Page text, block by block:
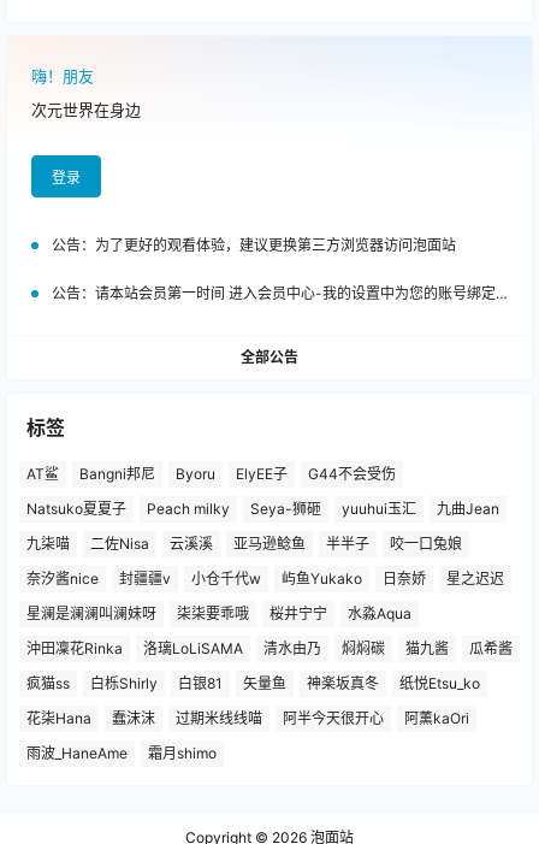
嗨！朋友
次元世界在身边
登录
公告： 为了更好的观看体验，建议更换第三方浏览器访问泡面站
公告： 请本站会员第一时间 进入会员中心-我的设置中为您的账号绑定邮箱!
全部公告
标签
AT鲨 Bangni邦尼 Byoru ElyEE子
G44不会受伤
Natsuko夏夏子
Peach milky Seya-狮砸 yuuhui玉汇
九曲Jean
九柒喵
二佐Nisa 云溪溪 亚马逊鲶鱼 半半子
咬一口兔娘
奈汐酱nice
封疆疆v 小仓千代w 屿鱼Yukako 日奈娇
星之迟迟
星澜是澜澜叫澜妹呀
柒柒要乖哦 桜井宁宁
水淼Aqua
沖田凜花Rinka
洛璃LoLiSAMA 清水由乃 焖焖碳 猫九酱
瓜希酱
疯猫ss
白栎Shirly 白银81 矢量鱼 神楽坂真冬
纸悦Etsu_ko
花柒Hana
蠢沫沫 过期米线线喵 阿半今天很开心
阿薰kaOri
雨波_HaneAme
霜月shimo
Copyright © 2026 泡面站